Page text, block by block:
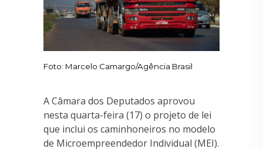
Foto: Marcelo Camargo/Agência Brasil
A Câmara dos Deputados aprovou
nesta quarta-feira (17) o projeto de lei
que inclui os caminhoneiros no modelo
de Microempreendedor Individual (MEI).